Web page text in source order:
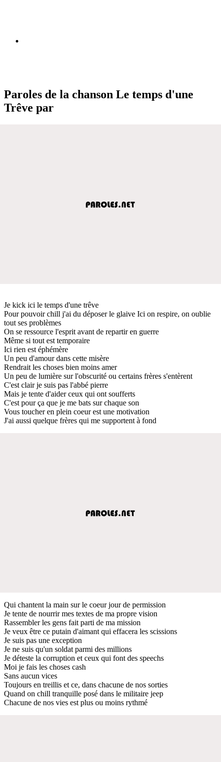
Paroles de la chanson Le temps d'une
Trêve par
Je kick ici le temps d'une trêve
Pour pouvoir chill j'ai du déposer le glaive Ici on respire, on oublie
tout ses problèmes
On se ressource l'esprit avant de repartir en guerre
Même si tout est temporaire
Ici rien est éphémère
Un peu d'amour dans cette misère
Rendrait les choses bien moins amer
Un peu de lumière sur l'obscurité ou certains frères s'entèrent
C'est clair je suis pas l'abbé pierre
Mais je tente d'aider ceux qui ont soufferts
C'est pour ça que je me bats sur chaque son
Vous toucher en plein coeur est une motivation
J'ai aussi quelque frères qui me supportent à fond
Qui chantent la main sur le coeur jour de permission
Je tente de nourrir mes textes de ma propre vision
Rassembler les gens fait parti de ma mission
Je veux être ce putain d'aimant qui effacera les scissions
Je suis pas une exception
Je ne suis qu'un soldat parmi des millions
Je déteste la corruption et ceux qui font des speechs
Moi je fais les choses cash
Sans aucun vices
Toujours en treillis et ce, dans chacune de nos sorties
Quand on chill tranquille posé dans le militaire jeep
Chacune de nos vies est plus ou moins rythmé